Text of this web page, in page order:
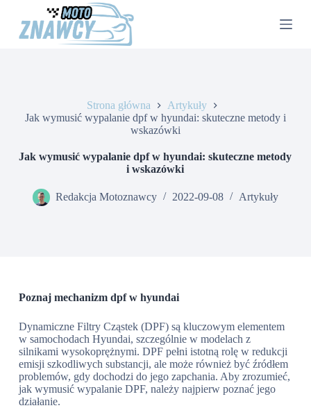
Strona główna
Artykuły
Jak wymusić wypalanie dpf w hyundai: skuteczne metody i
wskazówki
Jak wymusić wypalanie dpf w hyundai: skuteczne metody
i wskazówki
Redakcja Motoznawcy 2022-09-08 Artykuły
Poznaj mechanizm dpf w hyundai
Dynamiczne Filtry Cząstek (DPF) są kluczowym elementem
w samochodach Hyundai, szczególnie w modelach z
silnikami wysokoprężnymi. DPF pełni istotną rolę w redukcji
emisji szkodliwych substancji, ale może również być źródłem
problemów, gdy dochodzi do jego zapchania. Aby zrozumieć,
jak wymusić wypalanie DPF, należy najpierw poznać jego
działanie.